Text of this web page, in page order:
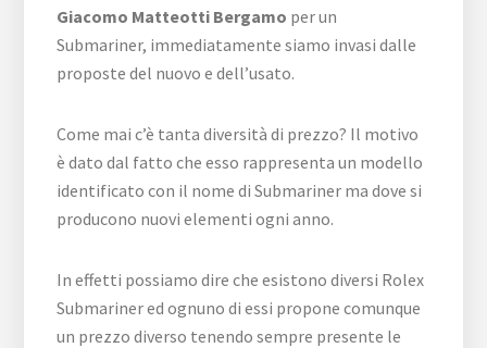
Giacomo Matteotti Bergamo per un
Submariner, immediatamente siamo invasi dalle
proposte del nuovo e dell’usato.
Come mai c’è tanta diversità di prezzo? Il motivo
è dato dal fatto che esso rappresenta un modello
identificato con il nome di Submariner ma dove si
producono nuovi elementi ogni anno.
In effetti possiamo dire che esistono diversi Rolex
Submariner ed ognuno di essi propone comunque
un prezzo diverso tenendo sempre presente le